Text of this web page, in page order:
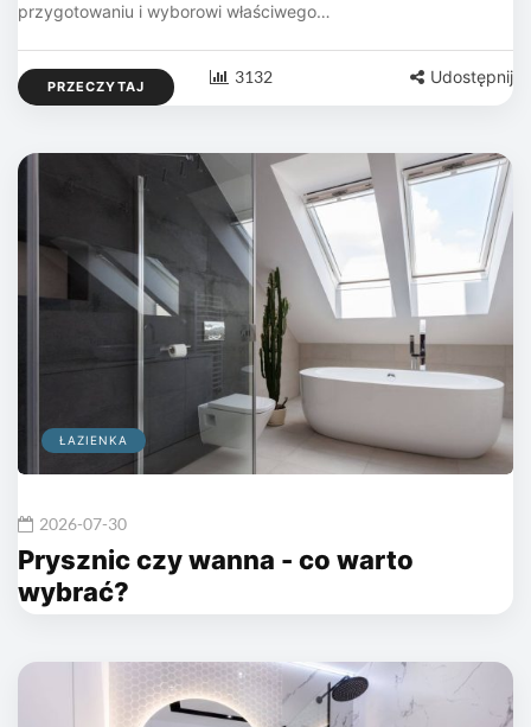
przygotowaniu i wyborowi właściwego…
PRZECZYTAJ 3132 Udostępnij
ŁAZIENKA
2026-07-30
Prysznic czy wanna - co warto
wybrać?